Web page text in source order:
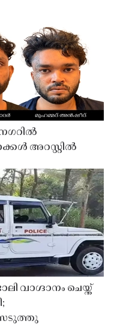
അറസ്റ്റിൽ
വാഗ്ദാനം ചെയ്ത്